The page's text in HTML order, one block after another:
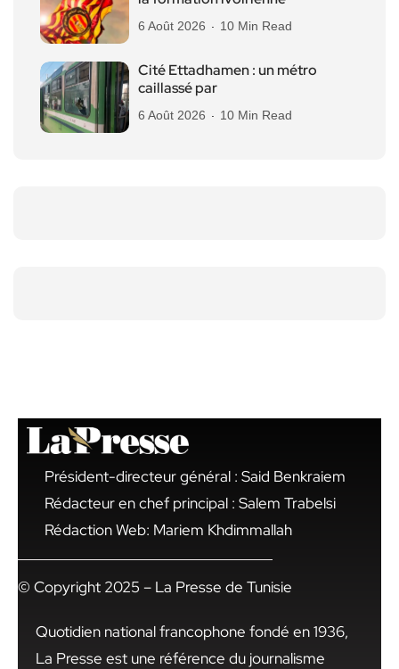
6 Août 2026 10 Min Read
Cité Ettadhamen : un métro
caillassé par
6 Août 2026 10 Min Read
Président-directeur général : Said Benkraiem
Rédacteur en chef principal : Salem Trabelsi
Rédaction Web: Mariem Khdimmallah
© Copyright 2025 – La Presse de Tunisie
Quotidien national francophone fondé en 1936,
La Presse est une référence du journalisme